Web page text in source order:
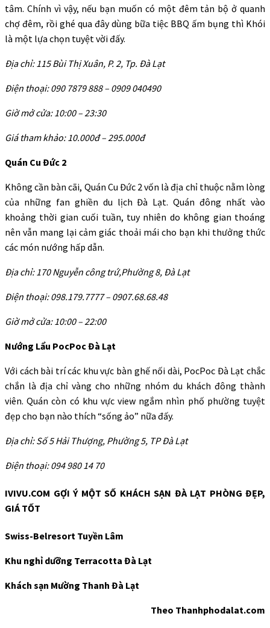
tâm. Chính vì vậy, nếu bạn muốn có một đêm tản bộ ở quanh
chợ đêm, rồi ghé qua đây dùng bữa tiệc BBQ ấm bụng thì Khói
là một lựa chọn tuyệt vời đấy.
Địa chỉ: 115 Bùi Thị Xuân, P. 2, Tp. Đà Lạt
Điện thoại: 090 7879 888 – 0909 040490
Giờ mở cửa: 10:00 – 23:30
Giá tham khảo: 10.000đ – 295.000đ
Quán Cu Đức 2
Không cần bàn cãi, Quán Cu Đức 2 vốn là địa chỉ thuộc nằm lòng
của những fan ghiền du lịch Đà Lạt. Quán đông nhất vào
khoảng thời gian cuối tuần, tuy nhiên do không gian thoáng
nên vẫn mang lại cảm giác thoải mái cho bạn khi thưởng thức
các món nướng hấp dẫn.
Địa chỉ: 170 Nguyễn công trứ,Phường 8, Đà Lạt
Điện thoại: 098.179.7777 – 0907.68.68.48
Giờ mở cửa: 10:00 – 22:00
Nướng Lẩu PocPoc Đà Lạt
Với cách bài trí các khu vực bàn ghế nối dài, PocPoc Đà Lạt chắc
chắn là địa chỉ vàng cho những nhóm du khách đông thành
viên. Quán còn có khu vực view ngắm nhìn phố phường tuyệt
đẹp cho bạn nào thích “sống ảo” nữa đấy.
Địa chỉ: Số 5 Hải Thượng, Phường 5, TP Đà Lạt
Điện thoại: 094 980 14 70
IVIVU.COM GỢI Ý MỘT SỐ KHÁCH SẠN ĐÀ LẠT PHÒNG ĐẸP,
GIÁ TỐT
Swiss-Belresort Tuyền Lâm
Khu nghỉ dưỡng Terracotta Đà Lạt
Khách sạn Mường Thanh Đà Lạt
Theo Thanhphodalat.com